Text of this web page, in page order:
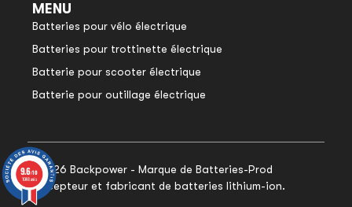
MENU
Batteries pour vélo électrique
Batteries pour trottinette électrique
Batterie pour scooter électrique
Batterie pour outillage électrique
© 2026 Backpower - Marque de Batteries-Prod
concepteur et fabricant de batteries lithium-ion.
9.6/10
1048 avis
9.6/10
1048 avis